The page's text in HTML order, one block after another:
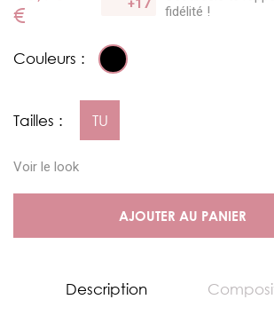
€
fidélité !
Couleurs :
Tailles : TU
Voir le look
AJOUTER AU PANIER
Description